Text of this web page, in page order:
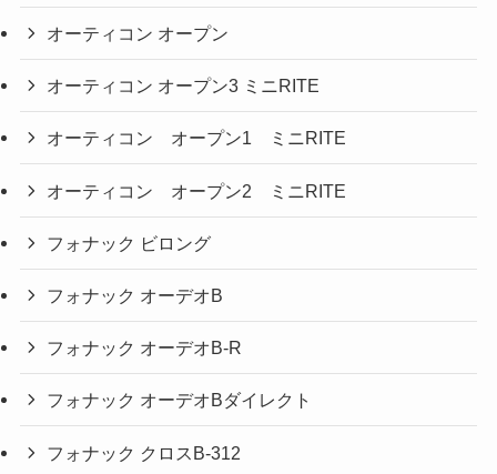
オーティコン オープン
オーティコン オープン3 ミニRITE
オーティコン オープン1 ミニRITE
オーティコン オープン2 ミニRITE
フォナック ビロング
フォナック オーデオB
フォナック オーデオB-R
フォナック オーデオBダイレクト
フォナック クロスB-312